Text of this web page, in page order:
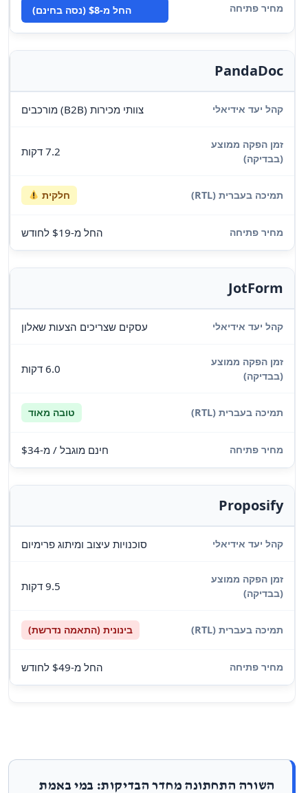
החל מ-$8 (נסה בחינם)
PandaDoc
צוותי מכירות (B2B) מורכבים
7.2 דקות
חלקית
החל מ-$19 לחודש
JotForm
עסקים שצריכים הצעות שאלון
6.0 דקות
טובה מאוד
חינם מוגבל / מ-$34
Proposify
סוכנויות עיצוב ומיתוג פרימיום
9.5 דקות
בינונית (התאמה נדרשת)
החל מ-$49 לחודש
השורה התחתונה מחדר הבדיקות: במי באמת